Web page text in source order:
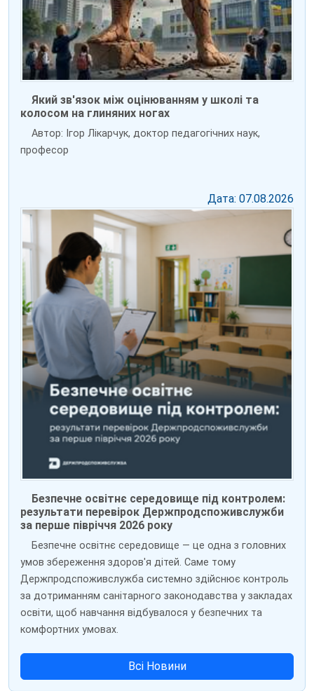
Який зв'язок між оцінюванням у школі та
колосом на глиняних ногах
Автор: Ігор Лікарчук, доктор педагогічних наук,
професор
Дата: 07.08.2026
Безпечне освітнє середовище під контролем:
результати перевірок Держпродспоживслужби
за перше півріччя 2026 року
Безпечне освітнє середовище — це одна з головних
умов збереження здоров'я дітей. Саме тому
Держпродспоживслужба системно здійснює контроль
за дотриманням санітарного законодавства у закладах
освіти, щоб навчання відбувалося у безпечних та
комфортних умовах.
Всі Новини